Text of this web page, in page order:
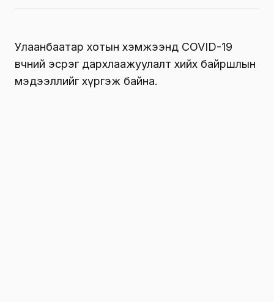
Улаанбаатар хотын хэмжээнд COVID-19
өвчний эсрэг дархлаажуулалт хийх байршлын
мэдээллийг хүргэж байна.